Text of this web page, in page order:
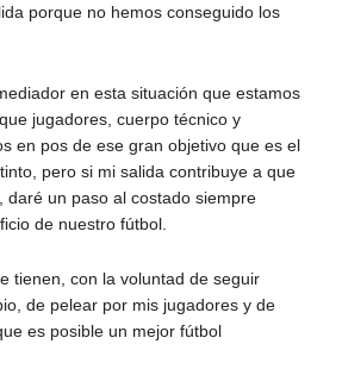
porque no hemos conseguido los
en esta situación que estamos
jugadores, cuerpo técnico y
en pos de ese gran objetivo que es el
pero si mi salida contribuye a que
daré un paso al costado siempre
de nuestro fútbol.
tienen, con la voluntad de seguir
de pelear por mis jugadores y de
es posible un mejor fútbol